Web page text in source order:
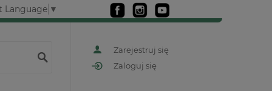
Language ▼
Zarejestruj się
Zaloguj się